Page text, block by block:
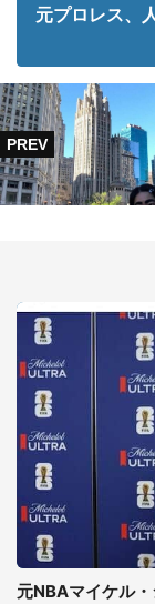
元プロレス、
元NBAマイケル